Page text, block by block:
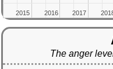
2015
2015 2016
2016 2017
2017
The anger